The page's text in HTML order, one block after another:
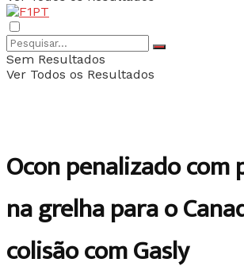
Sem Resultados
Ver Todos os Resultados
Ocon penalizado com
na grelha para o
colisão com Gasly